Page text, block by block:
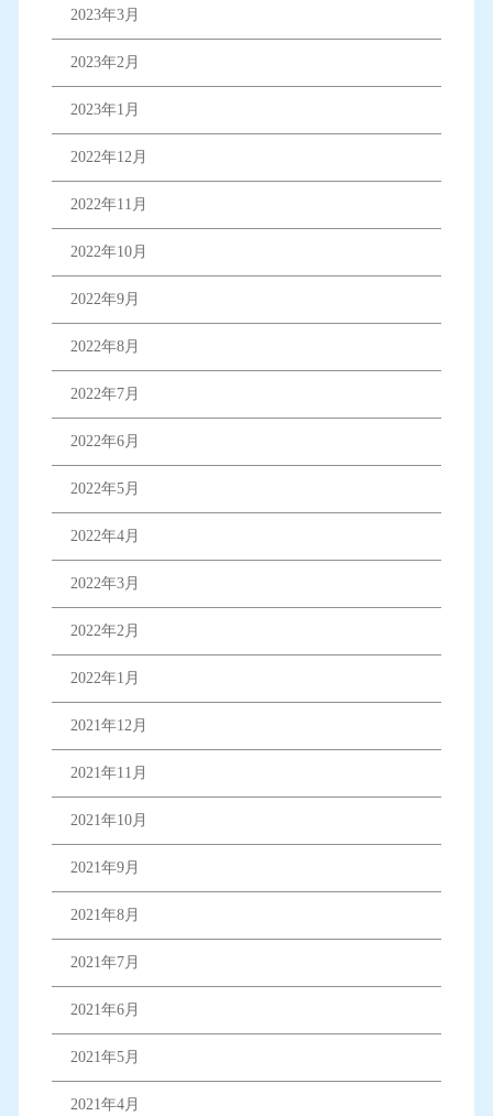
2023年3月
2023年2月
2023年1月
2022年12月
2022年11月
2022年10月
2022年9月
2022年8月
2022年7月
2022年6月
2022年5月
2022年4月
2022年3月
2022年2月
2022年1月
2021年12月
2021年11月
2021年10月
2021年9月
2021年8月
2021年7月
2021年6月
2021年5月
2021年4月